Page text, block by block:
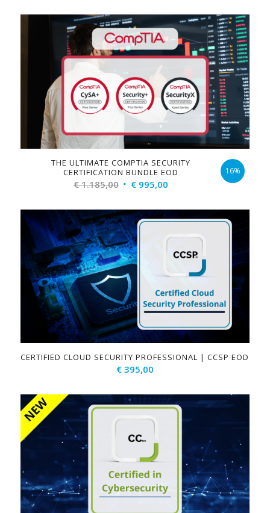
THE ULTIMATE COMPTIA SECURITY
CERTIFICATION BUNDLE EOD
€1.185,00 Original
was:
€ 1.185,00.
€995,00Current
is:
16%
CERTIFIED CLOUD SECURITY PROFESSIONAL | CCSP EOD
€395,00